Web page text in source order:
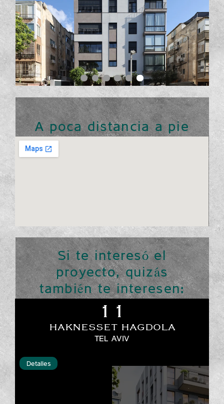
A poca distancia a pie
Si te interesó el
proyecto, quizás
también te interesen:
11
HAKNESSET HAGDOLA
TEL AVIV
Detalles